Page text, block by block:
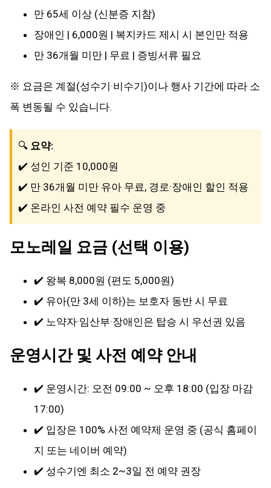
만 65세 이상 (신분증 지참)
장애인 | 6,000원 | 복지카드 제시 시 본인만 적용
만 36개월 미만 | 무료 | 증빙서류 필요
※ 요금은 계절(성수기·비수기)이나 행사 기간에 따라 소
폭 변동될 수 있습니다.
🔍 요약:
✔️ 성인 기준 10,000원
✔️ 만 36개월 미만 유아 무료, 경로·장애인 할인 적용
✔️ 온라인 사전 예약 필수 운영 중
모노레일 요금 (선택 이용)
✔️ 왕복 8,000원 (편도 5,000원)
✔️ 유아(만 3세 이하)는 보호자 동반 시 무료
✔️ 노약자·임산부·장애인은 탑승 시 우선권 있음
운영시간 및 사전 예약 안내
✔️ 운영시간: 오전 09:00 ~ 오후 18:00 (입장 마감
17:00)
✔️ 입장은 100% 사전 예약제 운영 중 (공식 홈페이
지 또는 네이버 예약)
✔️ 성수기엔 최소 2~3일 전 예약 권장